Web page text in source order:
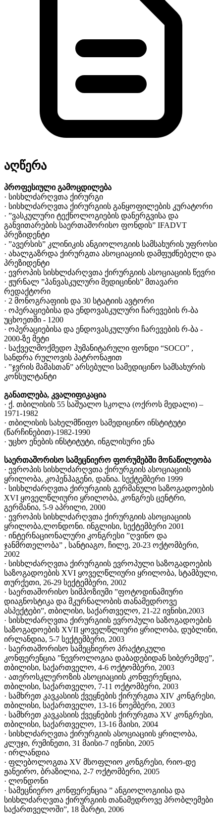
აღწერა
პროფესიული გამოცდილება
· სისხლძარღვთა ქირურგი
· სისხლძარღვთა ქირურგიის განყოფილების კურატორი
· ”ვასკულური ტექნოლოგიების დანერგვისა და
განვითარების საერთაშორისო ფონდის” IFADVT
პრეზიდენტი
· ”ავერსის” კლინიკის ანგიოლოგიის სამსახურის უფროსი
· ახალგაზრდა ქირურგთა ასოციაციის დამფუძნებელი და
პრეზიდენტი
· ევროპის სისხლძარღვთა ქირურგიის ასოციაციის წევრი
· ჟურნალ ”პანვასკულური მედიცინის” მთავარი
რედაქტორი
· 2 მონოგრაფიის და 30 სტატიის ავტორი
· ოპერაციებისა და ენდოვასკულური ჩარევების რ-ბა
უცხოეთში - 1200
· ოპერაციებისა და ენდოვასკულური ჩარევების რ-ბა -
2000-ზე მეტი
· საქველმოქმედო ჰუმანიტარული ფონდი “SOCO” ,
სანდრა რულოვის პატრონაჟით
· ”ჯვრის მამასთან” არსებული სამედიცინო სამსახურის
კონსულტანტი
განათლება, კვალიფიკაცია
· ქ. თბილისის 55 საშუალო სკოლა (ოქროს მედალი) –
1971-1982
· თბილისის სახელმწიფო სამედიცინო ინსტიტუტი
(წარჩინებით)-1982-1990
· უცხო ენების ინსტიტუტი, ინგლისური ენა
საერთაშორისო სამეცნიერო ფორუმებში მონაწილეობა
· ევროპის სისხლძარღვთა ქირურგიის ასოციაციის
ყრილობა, კოპენჰაგენი, დანია. სექტემბერი 1999
· სისხლძარღვთა ქირურგიის გერმანული საზოგადოების
XVI ყოველწლიური ყრილობა, კონგრეს ცენტრი,
გერმანია, 5-9 აპრილი, 2000
· ევროპის სისხლძარღვთა ქირურგიის ასოციაციის
ყრილობა,ლონდონი. ინგლისი, სექტემბერი 2001
· ინტერნაციონალური კონგრესი ”ღვინო და
ჯანმრთელობა” , სანტიაგო, ჩილე, 20-23 ოქტომბერი,
2002
· სისხლძარღვთა ქირურგიის ევროპული საზოგადოების
საზოგადოების XVI ყოველწლიური ყრილობა, სტამბული,
თურქეთი, 26-29 სექტემბერი, 2002
· საერთაშორისო სიმპოზიუმი ”ფოტოდინამიური
დიაგნოსტიკა და მკურნალობის თანამედროვე
ასპექტები”, თბილისი, საქართველო, 21-22 ივნისი,2003
· სისხლძარღვთა ქირურგიის ევროპული საზოგადოების
საზოგადოების XVII ყოველწლიური ყრილობა, დუბლინი,
ირლანდია, 5-7 სექტემბერი, 2003
· საერთაშორისო სამეცნიერო პრაქტიკული
კონფერენცია ”ნევროლოგია დაბადებიდან სიბერემდე”,
თბილისი, საქართველო, 4-6 ოქტომბერი, 2003
· ათეროსკლეროზის ასოციაციის კონფერენცია,
თბილისი, საქართველო, 7-11 ოქტომბერი, 2003
· სამხრეთ კავკასიის ქვეყნების ქირურგთა XIV კონგრესი,
თბილისი, საქართველო, 13-16 ნოემბერი, 2003
· სამხრეთ კავკასიის ქვეყნების ქირურგთა XV კონგრესი,
თბილისი, საქართველო, 13-16 მაისი, 2004
· სისხლძარღვთა ქირურგიის ასოციაციის ყრილობა,
კლუჯი, რუმინეთი, 31 მაისი-7 ივნისი, 2005
· ირლანდია
· ფლებოლოგთა XV მსოფლიო კონგრესი, რიო-დე
ჟანეირო, ბრაზილია, 2-7 ოქტომბერი, 2005
· ლონდონი
· სამეცნიერო კონფერენცია ” ანგიოლოგიისა და
სისხლძარღვთა ქირურგიის თანამედროვე პრობლემები
საქართველოში”, 18 მარტი, 2006